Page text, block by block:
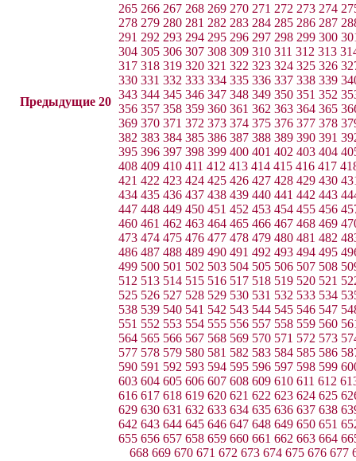
Предыдущие 20
265 266 267 268 269 270 271 272 273 274
278 279 280 281 282 283 284 285 286 287
291 292 293 294 295 296 297 298 299 300
304 305 306 307 308 309 310 311 312 313
317 318 319 320 321 322 323 324 325 326
330 331 332 333 334 335 336 337 338 339
343 344 345 346 347 348 349 350 351 352
356 357 358 359 360 361 362 363 364 365
369 370 371 372 373 374 375 376 377 378
382 383 384 385 386 387 388 389 390 391
395 396 397 398 399 400 401 402 403 404
408 409 410 411 412 413 414 415 416 417
421 422 423 424 425 426 427 428 429 430
434 435 436 437 438 439 440 441 442 443
447 448 449 450 451 452 453 454 455 456
460 461 462 463 464 465 466 467 468 469
473 474 475 476 477 478 479 480 481 482
486 487 488 489 490 491 492 493 494 495
499 500 501 502 503 504 505 506 507 508
512 513 514 515 516 517 518 519 520 521
525 526 527 528 529 530 531 532 533 534
538 539 540 541 542 543 544 545 546 547
551 552 553 554 555 556 557 558 559 560
564 565 566 567 568 569 570 571 572 573
577 578 579 580 581 582 583 584 585 586
590 591 592 593 594 595 596 597 598 599
603 604 605 606 607 608 609 610 611 612
616 617 618 619 620 621 622 623 624 625
629 630 631 632 633 634 635 636 637 638
642 643 644 645 646 647 648 649 650 651
655 656 657 658 659 660 661 662 663 664
668 669 670 671 672 673 674 675 676 677